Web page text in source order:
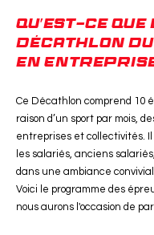
Qu'est-ce que
Décathlon
en
Ce Décathlon comprend 10
raison d’un sport par mois,
entreprises et collectivités.
les salariés, anciens
dans une ambiance
Voici le programme des
nous aurons l'occasion de